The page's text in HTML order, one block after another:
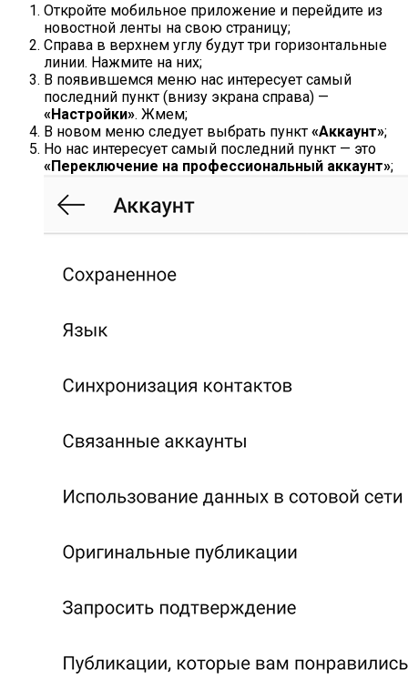
Откройте мобильное приложение и перейдите из
новостной ленты на свою страницу;
Справа в верхнем углу будут три горизонтальные
линии. Нажмите на них;
В появившемся меню нас интересует самый
последний пункт (внизу экрана справа) —
«Настройки». Жмем;
В новом меню следует выбрать пункт «Аккаунт»;
Но нас интересует самый последний пункт — это
«Переключение на профессиональный аккаунт»;